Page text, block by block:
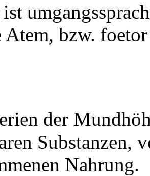
Atem, bzw.
der
Substanzen,
Nahrung.